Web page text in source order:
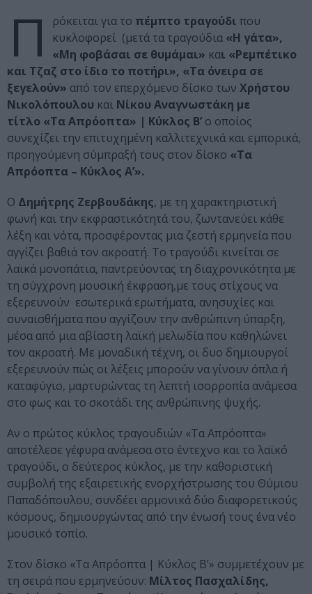
Π ρόκειται για το πέμπτο τραγούδι που
κυκλοφορεί (μετά τα τραγούδια «Η γάτα»,
«Μη φοβάσαι σε θυμάμαι» και «Ρεμπέτικο
και Τζαζ στο ίδιο το ποτήρι», «Τα όνειρα σε
ξεγελούν» από τον επερχόμενο δίσκο των Χρήστου
Νικολόπουλου και Νίκου Αναγνωστάκη με
τίτλο «Τα Απρόοπτα» | Κύκλος Β’ ο οποίος
συνεχίζει την επιτυχημένη καλλιτεχνικά και εμπορικά,
προηγούμενη σύμπραξή τους στον δίσκο «Τα
Απρόοπτα – Κύκλος Α’».
Ο Δημήτρης Ζερβουδάκης, με τη χαρακτηριστική
φωνή και την εκφραστικότητά του, ζωντανεύει κάθε
λέξη και νότα, προσφέροντας μια ζεστή ερμηνεία που
αγγίζει βαθιά τον ακροατή. Το τραγούδι κινείται σε
λαϊκά μονοπάτια, παντρεύοντας τη διαχρονικότητα με
τη σύγχρονη μουσική έκφραση,με τους στίχους να
εξερευνούν εσωτερικά ερωτήματα, ανησυχίες και
συναισθήματα που αγγίζουν την ανθρώπινη ύπαρξη,
μέσα από μια αβίαστη λαϊκή μελωδία που καθηλώνει
τον ακροατή. Με μοναδική τέχνη, οι δυο δημιουργοί
εξερευνούν πώς οι λέξεις μπορούν να γίνουν όπλα ή
καταφύγιο, μαρτυρώντας τη λεπτή ισορροπία ανάμεσα
στο φως και το σκοτάδι της ανθρώπινης ψυχής.
Αν ο πρώτος κύκλος τραγουδιών «Τα Απρόοπτα»
αποτέλεσε γέφυρα ανάμεσα στο έντεχνο και το λαϊκό
τραγούδι, ο δεύτερος κύκλος, με την καθοριστική
συμβολή της εξαιρετικής ενορχήστρωσης του Θύμιου
Παπαδόπουλου, συνδέει αρμονικά δύο διαφορετικούς
κόσμους, δημιουργώντας από την ένωσή τους ένα νέο
μουσικό τοπίο.
Στον δίσκο «Τα Απρόοπτα | Κύκλος Β’» συμμετέχουν με
τη σειρά που ερμηνεύουν: Μίλτος Πασχαλίδης,